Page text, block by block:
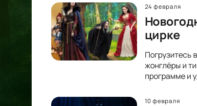
24 февраля
цирке
Погрузитесь
жонглёры и
программе и
10 февраля